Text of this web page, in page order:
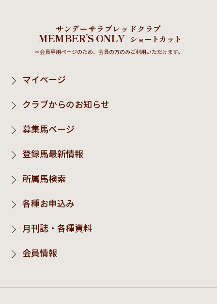
サンデーサラブレッドクラブ
MEMBER’S ONLY ショートカット
＊会員専用ページのため、会員の方のみご利用いただけます。
マイページ
クラブからのお知らせ
募集馬ページ
登録馬最新情報
所属馬検索
各種お申込み
月刊誌・各種資料
会員情報